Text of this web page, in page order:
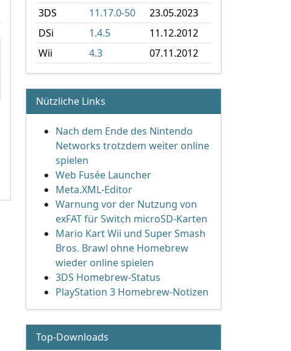
3DS
11.17.0-50
23.05.2023
DSi
1.4.5
11.12.2012
Wii
4.3 07.11.2012
Nützliche Links
Nach dem Ende des Nintendo
Networks trotzdem weiter online
spielen
Web Fusée Launcher
Meta.XML-Editor
Warnung vor der Nutzung von
exFAT für Switch microSD-Karten
Mario Kart Wii und Super Smash
Bros. Brawl ohne Homebrew
wieder online spielen
3DS Homebrew-Status
PlayStation 3 Homebrew-Notizen
Top-Downloads